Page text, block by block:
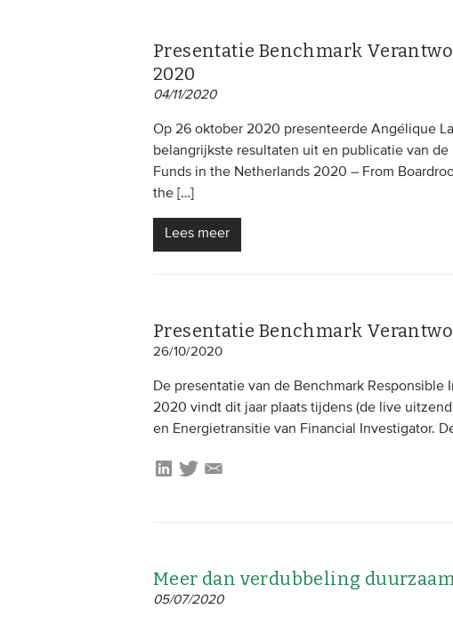
Presentatie Benchmark
2020
04/11/2020
Op 26 oktober 2020 presenteerde Angélique
belangrijkste resultaten uit en publicatie van
Funds in the Netherlands 2020 – From
the […]
Lees meer
Presentatie Benchmark
26/10/2020
De presentatie van de Benchmark
2020 vindt dit jaar plaats tijdens (de live
en Energietransitie van Financial Investigator.
Meer dan verdubbeling
05/07/2020